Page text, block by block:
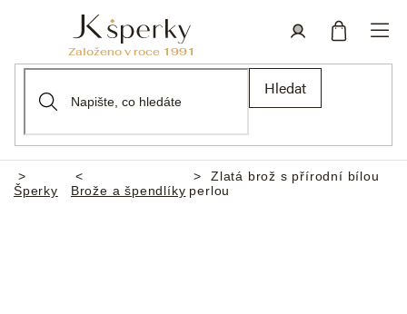
Hledat
Domů
Šperky Brože a špendlíky
Zlatá brož s přírodní bílou
perlou